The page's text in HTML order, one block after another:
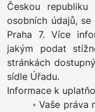
Českou
osobních údajů,
Praha 7. Více
jakým podat
stránkách
sídle Úřadu.
Informace k
◦ Vaše práva